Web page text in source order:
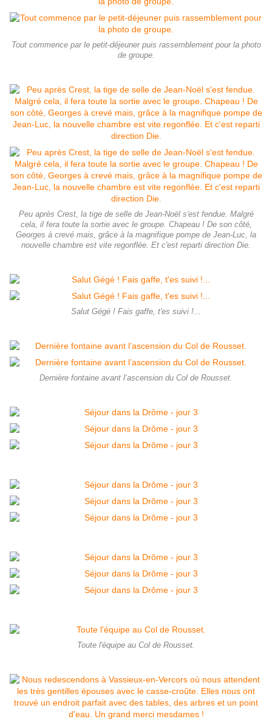
Tout commence par le petit-déjeuner puis rassemblement pour la photo
de groupe.
Peu après Crest, la tige de selle de Jean-Noël s'est fendue. Malgré
cela, il fera toute la sortie avec le groupe. Chapeau ! De son côté,
Georges à crevé mais, grâce à la magnifique pompe de Jean-Luc, la
nouvelle chambre est vite regonflée. Et c'est reparti direction Die.
Salut Gégé ! Fais gaffe, t'es suivi !...
Dernière fontaine avant l’ascension du Col de Rousset.
Toute l'équipe au Col de Rousset.